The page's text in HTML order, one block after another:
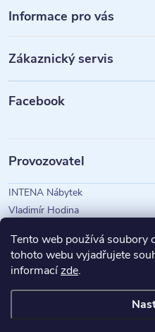
Tento web používá soubory
tohoto webu vyjadřujete
informacízde.
á
p
a
Informace pro vás
Zákaznický servis
Facebook
Provozovatel
INTENA Nábytek
Vladimír Hodina